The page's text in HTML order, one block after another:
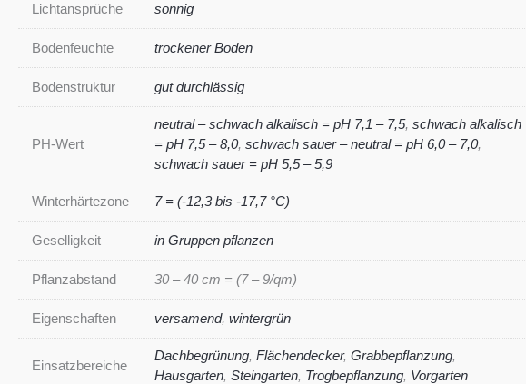
Lichtansprüche sonnig
Bodenfeuchte trockener Boden
Bodenstruktur gut durchlässig
PH-Wert
neutral – schwach alkalisch = pH 7,1 – 7,5, schwach alkalisch
= pH 7,5 – 8,0, schwach sauer – neutral = pH 6,0 – 7,0,
schwach sauer = pH 5,5 – 5,9
Winterhärtezone 7 = (-12,3 bis -17,7 °C)
Geselligkeit in Gruppen pflanzen
Pflanzabstand 30 – 40 cm = (7 – 9/qm)
Eigenschaften versamend, wintergrün
Einsatzbereiche
Dachbegrünung, Flächendecker, Grabbepflanzung,
Hausgarten, Steingarten, Trogbepflanzung, Vorgarten